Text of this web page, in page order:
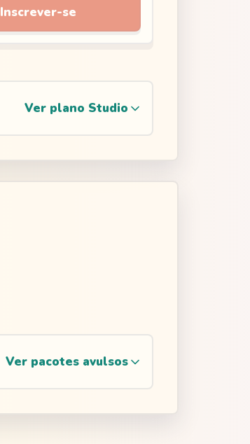
Inscrever-se
Ver plano Studio
Ver pacotes avulsos